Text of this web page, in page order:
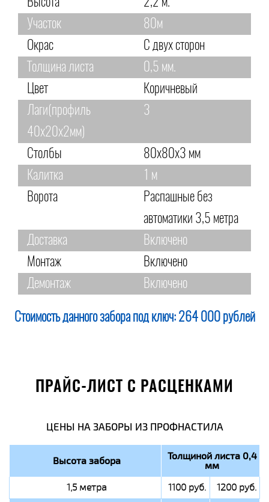
Участок
80м
Окрас
С двух сторон
Толщина листа
0,5 мм.
Цвет
Коричневый
Лаги(профиль
40х20х2мм)
3
Столбы
80х80х3 мм
Калитка
1 м
Ворота
Распашные без
автоматики 3,5 метра
Доставка
Включено
Монтаж
Включено
Демонтаж
Включено
Стоимость данного забора под ключ: 264 000 рублей
ПРАЙС-ЛИСТ С РАСЦЕНКАМИ
ЦЕНЫ НА ЗАБОРЫ ИЗ ПРОФНАСТИЛА
Высота забора Толщиной листа 0,4
мм
1,5 метра 1100 руб.
1200 руб.